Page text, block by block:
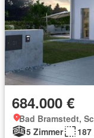
684.000 €
Bad Bramstedt,
5 Zimmer
187